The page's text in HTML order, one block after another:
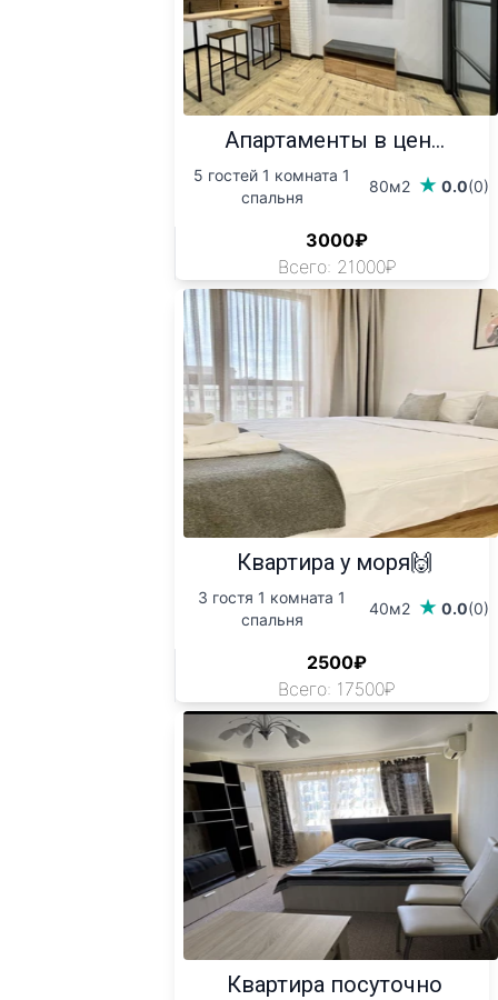
Апартаменты в цен...
5 гостей 1 комната 1
спальня
80м2 0.0(0)
3000₽
Всего: 21000₽
Квартира у моря🙌
3 гостя 1 комната 1
спальня
40м2 0.0(0)
2500₽
Всего: 17500₽
Квартира посуточно